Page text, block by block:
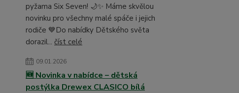
pyžama Six Seven! 🌙✨ Máme skvělou
novinku pro všechny malé spáče i jejich
rodiče 💙Do nabídky Dětského světa
dorazil... číst celé
09.01.2026
🆕 Novinka v nabídce – dětská
postýlka Drewex CLASICO bílá